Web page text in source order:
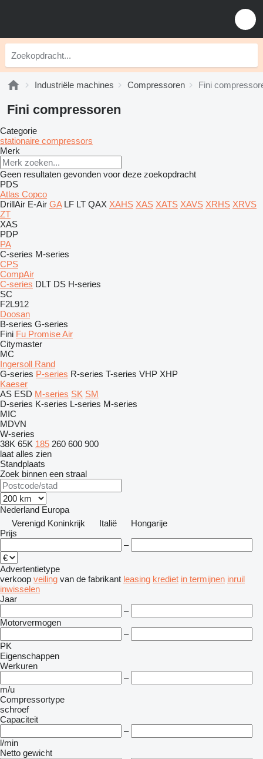
Industriële machines Compressoren Fini
Fini compressoren
Categorie
stationaire compressors
Merk
Geen resultaten gevonden voor deze zoekopdracht
PDS
Atlas Copco
DrillAir E-Air GA LF LT QAX XAHS XAS XATS XAVS XRHS XRVS
ZT
XAS
PDP
PA
C-series M-series
CPS
CompAir
C-series DLT DS H-series
SC
F2L912
Doosan
B-series G-series
Fini Fu Promise Air
Citymaster
MC
Ingersoll Rand
G-series P-series R-series T-series VHP XHP
Kaeser
AS ESD M-series SK SM
D-series K-series L-series M-series
MIC
MDVN
W-series
38K 65K 185 260 600 900
laat alles zien
Standplaats
Zoek binnen een straal
Nederland Europa
Verenigd Koninkrijk
Italië
Hongarije
Prijs
–
Advertentietype
verkoop veiling van de fabrikant leasing krediet in termijnen inruil
inwisselen
Jaar
–
Motorvermogen
–
PK
Eigenschappen
Werkuren
–
m/u
Compressortype
schroef
Capaciteit
–
l/min
Netto gewicht